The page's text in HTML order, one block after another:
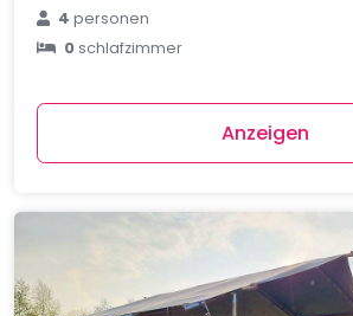
4personen
0schlafzimmer
Anzeigen